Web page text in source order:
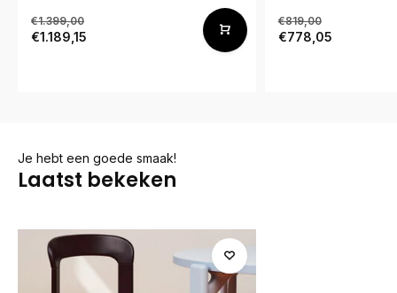
€1.399,00
€1.189,15
€819,00
€778,05
Je hebt een goede smaak!
Laatst bekeken